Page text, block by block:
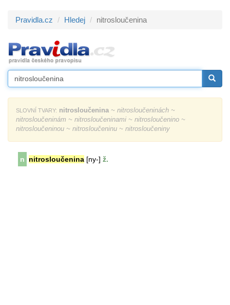
Pravidla.cz Hledej nitrosloučenina
SLOVNÍ TVARY: nitrosloučenina ~ nitrosloučeninách ~
nitrosloučeninám ~ nitrosloučeninami ~ nitrosloučenino ~
nitrosloučeninou ~ nitrosloučeninu ~ nitrosloučeniny
n nitrosloučenina [ny-] ž.